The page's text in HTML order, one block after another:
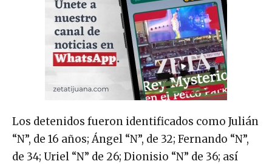
Los detenidos fueron identificados como Julián
“N”, de 16 años; Ángel “N”, de 32; Fernando “N”,
de 34; Uriel “N” de 26; Dionisio “N” de 36; así